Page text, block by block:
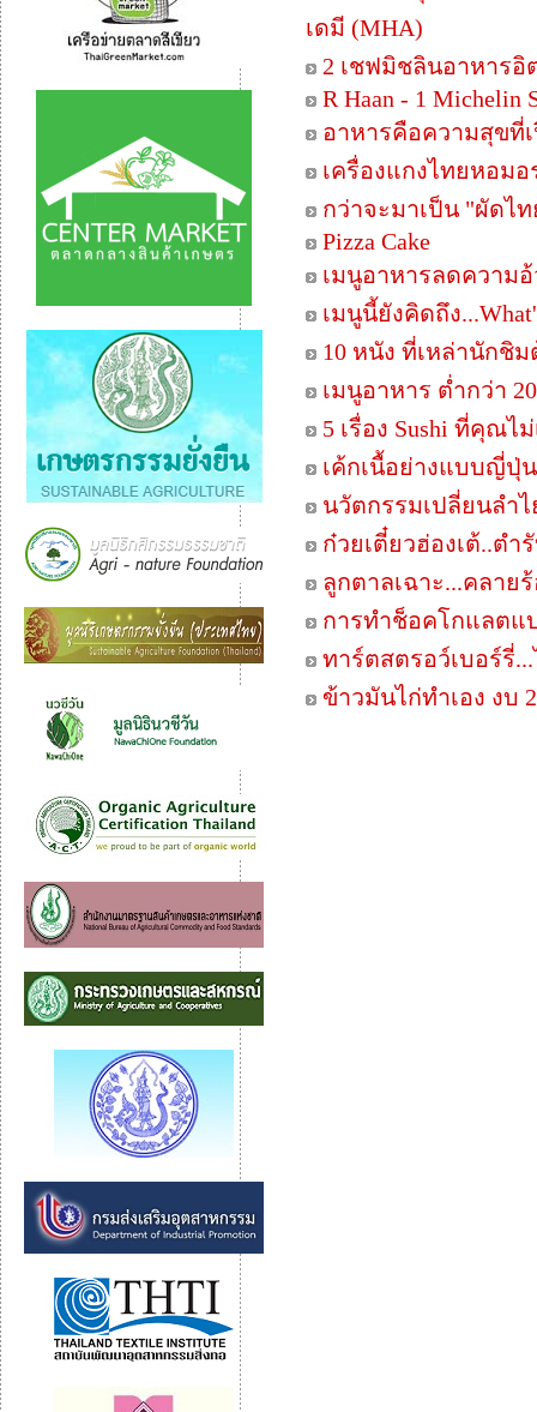
เดมี (MHA)
2 เชฟมิชลินอาหารอิ
R Haan - 1 Michelin
อาหารคือความสุขที่
เครื่องแกงไทยหอม
กว่าจะมาเป็น "ผัดไ
Pizza Cake
เมนูอาหารลดความ
เมนูนี้ยังคิดถึง
10 หนัง ที่เหล่านักชิ
เมนูอาหาร ต่ำกว่า
5 เรื่อง Sushi ที่คุณไ
เค้กเนื้อย่างแบบญี่ปุ่น
นวัตกรรมเปลี่ยนลำ
ก๋วยเตี๋ยวฮ่องเต้..ตำ
ลูกตาลเฉาะ...คลาย
การทำช็อคโกแลตแ
ทาร์ตสตรอว์เบอร์รี่
ข้าวมันไก่ทำเอง งบ